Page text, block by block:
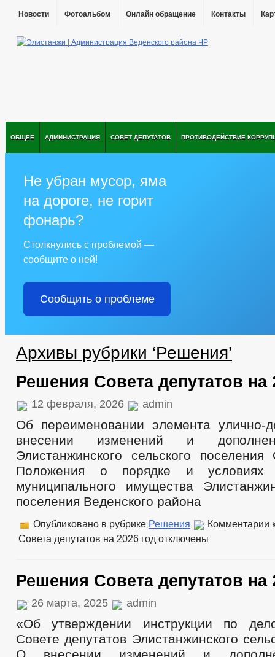
Новости Фотоальбом Онлайн обращение Контакты
ОБЩЕЕ АДМИНИСТРАЦИЯ СОВЕТ ДЕПУТАТОВ ПРОТИВОДЕЙСТВИЕ
Не убран мусор, яма
на дороге, не горит
фонарь?
Столкнулись с проблемой —
сообщите о ней!
Сообщить о проблеме
Архивы рубрики ‘Решения’
Решения Совета депутатов на
12 февраля, 2026 admin
Об переименовании элемента улично-
внесении изменений и
Элистанжинского сельского
Положения о порядке и условиях
муниципального имущества
поселения Веденского района
Опубликовано в рубрике Решения Комментарии
Совета депутатов на 2026 год отключены
Решения Совета депутатов на
26 марта, 2025 admin
«Об утверждении инструкции по
Совете депутатов Элистанжинского